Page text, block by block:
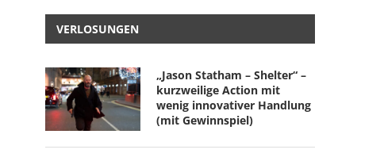
VERLOSUNGEN
„Jason Statham – Shelter“ –
kurzweilige Action mit
wenig innovativer Handlung
(mit Gewinnspiel)